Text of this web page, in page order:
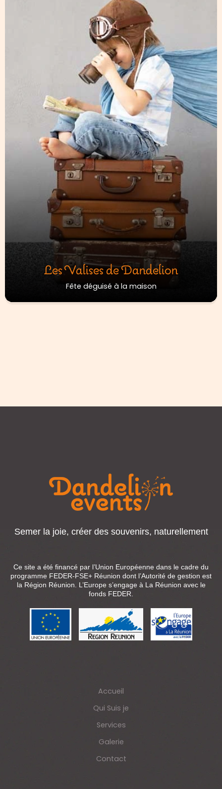
Les Valises de Dandelion
Fête déguisé à la maison
Semer la joie, créer des souvenirs, naturellement
Ce site a été financé par l’Union Européenne dans le cadre du
programme FEDER-FSE+ Réunion dont l’Autorité de gestion est
la Région Réunion. L’Europe s’engage à La Réunion avec le
fonds FEDER.
Accueil
Qui Suis je
Services
Galerie
Contact